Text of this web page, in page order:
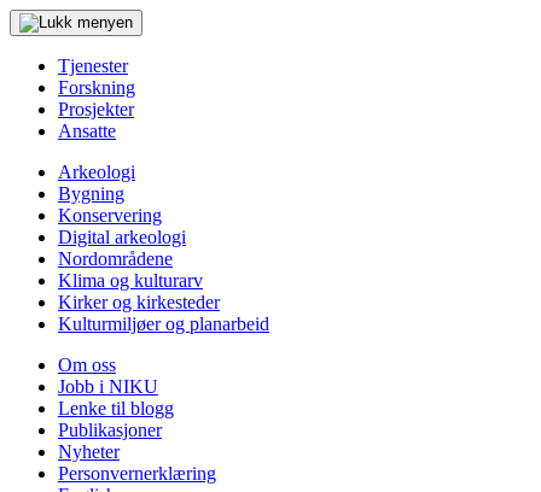
Tjenester
Forskning
Prosjekter
Ansatte
Arkeologi
Bygning
Konservering
Digital arkeologi
Nordområdene
Klima og kulturarv
Kirker og kirkesteder
Kulturmiljøer og planarbeid
Om oss
Jobb i NIKU
Lenke til blogg
Publikasjoner
Nyheter
Personvernerklæring